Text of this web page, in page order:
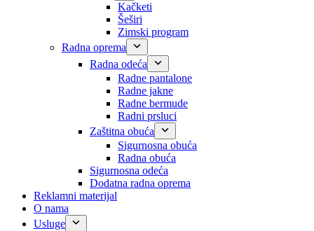
Kačketi
Šeširi
Zimski program
Radna oprema
Radna odeća
Radne pantalone
Radne jakne
Radne bermude
Radni prsluci
Zaštitna obuća
Sigurnosna obuća
Radna obuća
Sigurnosna odeća
Dodatna radna oprema
Reklamni materijal
O nama
Usluge